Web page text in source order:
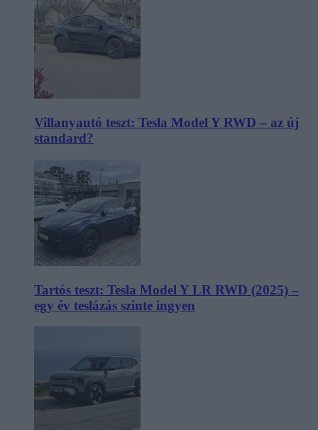
Villanyautó teszt: Tesla Model Y RWD – az új
standard?
Tartós teszt: Tesla Model Y LR RWD (2025) –
egy év teslázás szinte ingyen